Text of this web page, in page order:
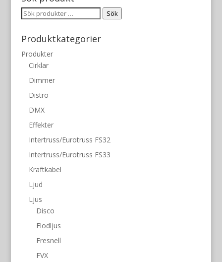
Sök
Sök
Produktkategorier
Produkter
Cirklar
Dimmer
Distro
DMX
Effekter
Intertruss/Eurotruss FS32
Intertruss/Eurotruss FS33
Kraftkabel
Ljud
Ljus
Disco
Flodljus
Fresnell
FVX